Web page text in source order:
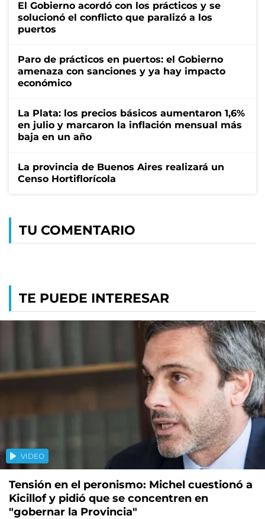
El Gobierno acordó con los prácticos y se
solucionó el conflicto que paralizó a los
puertos
Paro de prácticos en puertos: el Gobierno
amenaza con sanciones y ya hay impacto
económico
La Plata: los precios básicos aumentaron 1,6%
en julio y marcaron la inflación mensual más
baja en un año
La provincia de Buenos Aires realizará un
Censo Hortiflorícola
TU COMENTARIO
TE PUEDE INTERESAR
VIDEO
Tensión en el peronismo: Michel cuestionó a
Kicillof y pidió que se concentren en
"gobernar la Provincia"